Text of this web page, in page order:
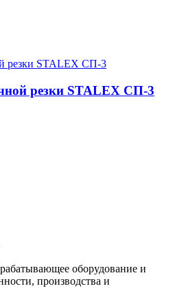
резки STALEX СП-3
оборудование и
производства и